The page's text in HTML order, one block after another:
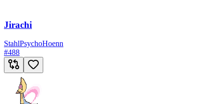
Jirachi
StahlPsychoHoenn
#488